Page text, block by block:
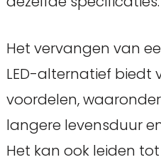
Het vervangen van
LED-alternatief biedt
voordelen,
langere levensduur
Het kan ook leiden